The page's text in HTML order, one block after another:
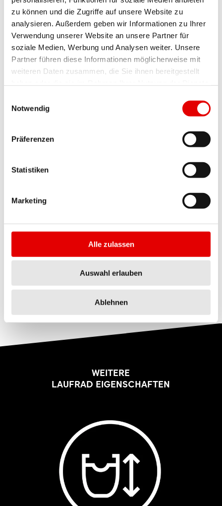
zu können und die Zugriffe auf unsere Website zu
analysieren. Außerdem geben wir Informationen zu Ihrer
Verwendung unserer Website an unsere Partner für
soziale Medien, Werbung und Analysen weiter. Unsere
Partner führen diese Informationen möglicherweise mit
weiteren Daten zusammen, die Sie ihnen bereitgestellt
Notwendig
Präferenzen
Statistiken
Marketing
Alle zulassen
Auswahl erlauben
Ablehnen
Schotter- und Naturwegen (Gravel)
VORTEILE
• Grosse Auswahl an unterschiedlichen Reifen,
asphaltierte Strassen gesehen wird.
Laufraddurchmesser.
• Es wird weniger schnell an Schwung verloren,
wenn das Laufrad in Bewegung ist.
NACHTEILE
• Bei gleichem Felgenbau leicht schlechtere
Beschleunigung aufgrund der Massenträgheit.
• Minimal höheres Gewicht bedingt durch
längere Speichen und mehr Felgenmaterial.
WEITERE
LAUFRAD EIGENSCHAFTEN